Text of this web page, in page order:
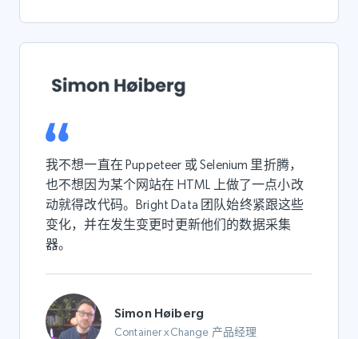
我不想一直在 Puppeteer 或 Selenium 里折腾，
也不想因为某个网站在 HTML 上做了一点小改
动就得改代码。Bright Data 团队始终紧跟这些
变化，并在发生变更时更新他们的数据采集
器。
Simon Høiberg
Container xChange 产品经理